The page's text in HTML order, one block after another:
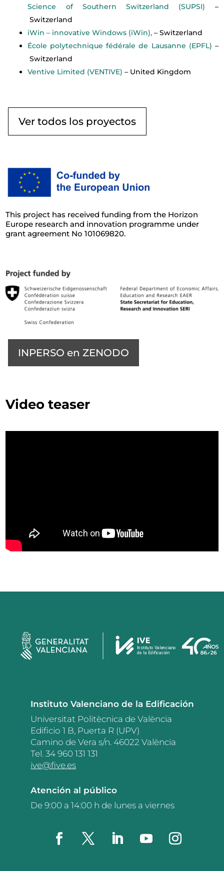
Science of Southern Switzerland (SUPSI) –
Switzerland
iWin – innovative Windows (iWin), – Switzerland
École polytechnique fédérale de Lausanne (EPFL) –
Switzerland
Ventive Limited (VENTIVE) – United Kingdom
Ver todos los proyectos
This project has received funding from the Horizon
Europe research and innovation programme under
grant agreement No 101069820.
INPERSO en ZENODO
Video teaser
Instituto Valenciano de la Edificación
Universitat Politècnica de València
Edificio 1 B, Puerta R (UPV)
Camino de Vera s/n. 46022 València
Tel. 34 960 131 131
ive@five.es
Atención al público
De 9:00 a 14:00 h de lunes a viernes